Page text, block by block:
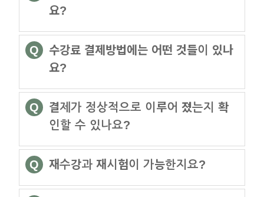
요?
Q
수강료 결제방법에는 어떤 것들이 있나
요?
Q
결제가 정상적으로 이루어 졌는지 확
인할 수 있나요?
Q 재수강과 재시험이 가능한지요?